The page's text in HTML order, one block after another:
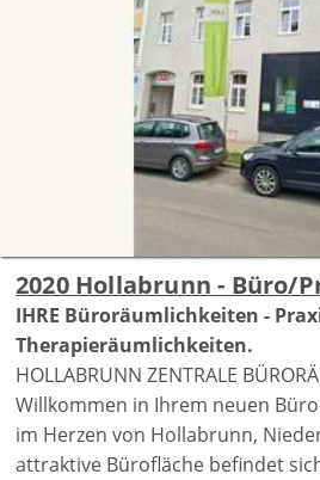
2020 Hollabrunn - Büro/
IHRE Büroräumlichkeiten -
Therapieräumlichkeiten.
HOLLABRUNN ZENTRALE
Willkommen in Ihrem neuen
im Herzen von Hollabrunn,
attraktive Bürofläche befindet